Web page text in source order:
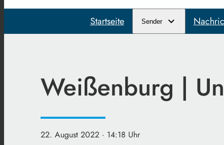
Startseite Sender
Weißenburg |
22. August 2022 · 14:18 Uhr